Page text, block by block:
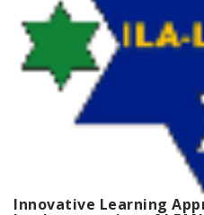
Innovative Learning